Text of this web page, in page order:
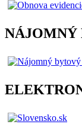
NÁJOMNÝ